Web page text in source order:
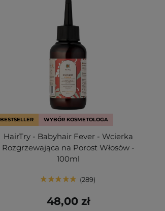
BESTSELLER WYBÓR KOSMETOLOGA
HairTry - Babyhair Fever - Wcierka
Rozgrzewająca na Porost Włosów -
100ml
289
48,00 zł